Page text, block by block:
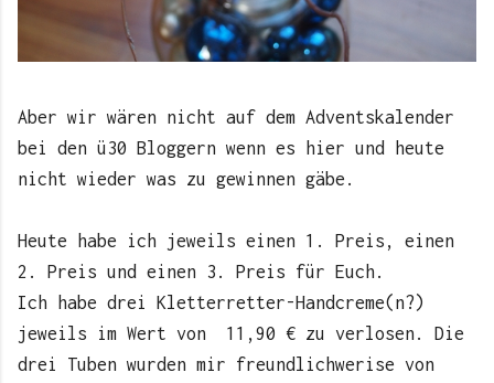
Aber wir wären nicht auf dem Adventskalender
bei den ü30 Bloggern wenn es hier und heute
nicht wieder was zu gewinnen gäbe.
Heute habe ich jeweils einen 1. Preis, einen
2. Preis und einen 3. Preis für Euch.
Ich habe drei Kletterretter-Handcreme(n?)
jeweils im Wert von 11,90 € zu verlosen. Die
drei Tuben wurden mir freundlichwerise von